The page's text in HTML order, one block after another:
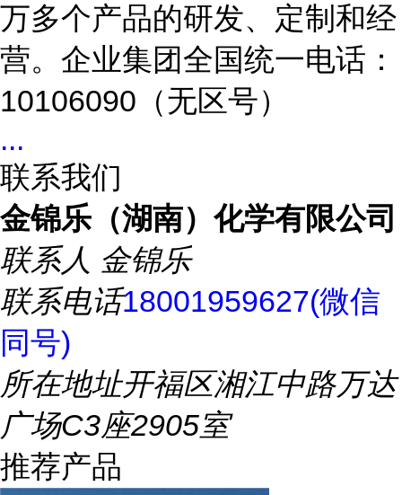
万多个产品的研发、定制和经
营。企业集团全国统一电话：
10106090（无区号）
...
联系我们
金锦乐（湖南）化学有限公司
联系人 金锦乐
联系电话18001959627(微信
同号)
所在地址开福区湘江中路万达
广场C3座2905室
推荐产品